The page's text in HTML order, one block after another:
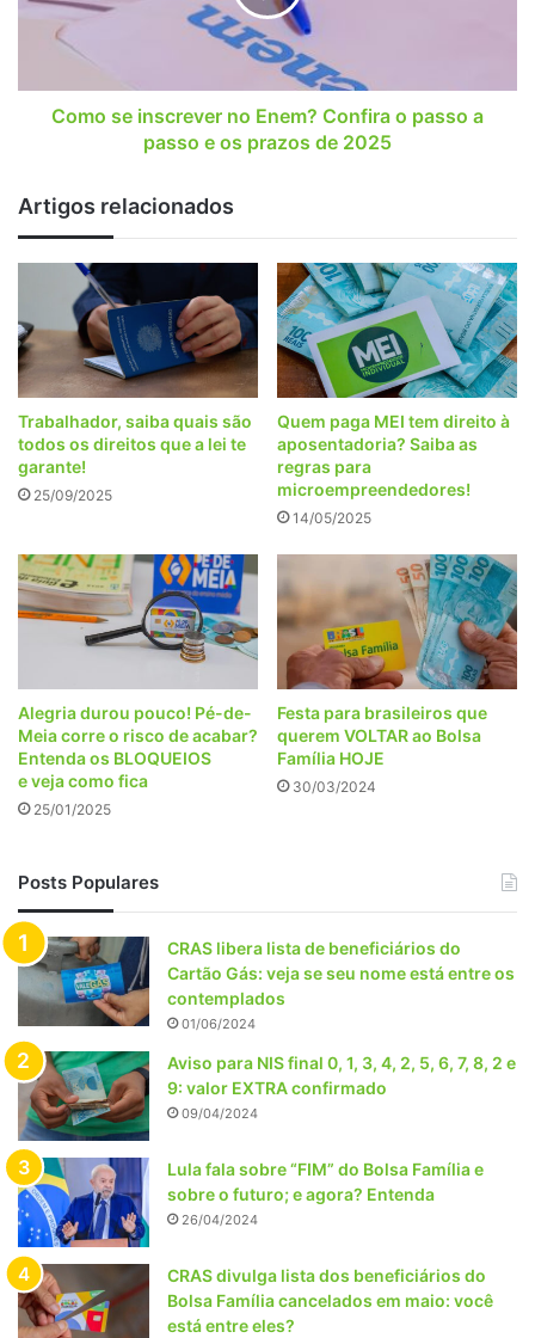
Confira
a
passo
de
2025
Como se inscrever no Enem? Confira o passo a
passo e os prazos de 2025
Artigos relacionados
Trabalhador, saiba quais são
todos os direitos que a lei te
garante!
25/09/2025
Quem paga MEI tem direito à
aposentadoria? Saiba as
regras para
microempreendedores!
14/05/2025
Alegria durou pouco! Pé-de-
Meia corre o risco de acabar?
Entenda os BLOQUEIOS
e veja como fica
25/01/2025
Festa para brasileiros que
querem VOLTAR ao Bolsa
Família HOJE
30/03/2024
Posts Populares
CRAS libera lista de beneficiários do
Cartão Gás: veja se seu nome está entre os
contemplados
01/06/2024
Aviso para NIS final 0, 1, 3, 4, 2, 5, 6, 7, 8, 2 e
9: valor EXTRA confirmado
09/04/2024
Lula fala sobre “FIM” do Bolsa Família e
sobre o futuro; e agora? Entenda
26/04/2024
CRAS divulga lista dos beneficiários do
Bolsa Família cancelados em maio: você
está entre eles?